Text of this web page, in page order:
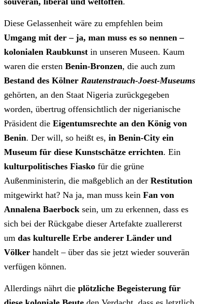
Diese Gelassenheit wäre zu empfehlen beim
Umgang mit der – ja, man muss es so nennen –
kolonialen Raubkunst in unseren Museen. Kaum
waren die ersten Benin-Bronzen, die auch zum
Bestand des Kölner Rautenstrauch-Joest-Museums
gehörten, an den Staat Nigeria zurückgegeben
worden, übertrug offensichtlich der nigerianische
Präsident die Eigentumsrechte an den König von
Benin. Der will, so heißt es, in Benin-City ein
Museum für diese Kunstschätze errichten. Ein
kulturpolitisches Fiasko für die grüne
Außenministerin, die maßgeblich an der Restitution
mitgewirkt hat? Na ja, man muss kein Fan von
Annalena Baerbock sein, um zu erkennen, dass es
sich bei der Rückgabe dieser Artefakte zuallererst
um das kulturelle Erbe anderer Länder und
Völker handelt – über das sie jetzt wieder souverän
verfügen können.
Allerdings nährt die plötzliche Begeisterung für